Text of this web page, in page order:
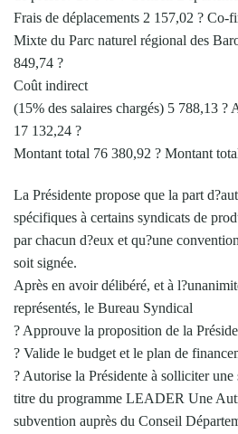
Frais de déplacements 2 157,02 ? Co-
Mixte du Parc naturel régional des
849,74 ?
Coût indirect
(15% des salaires chargés) 5 788,13 ?
17 132,24 ?
Montant total 76 380,92 ? Montant
La Présidente propose que la part
spécifiques à certains syndicats de
par chacun d?eux et qu?une
soit signée.
Après en avoir délibéré, et à
représentés, le Bureau Syndical
? Approuve la proposition de la
? Valide le budget et le plan de
? Autorise la Présidente à solliciter
titre du programme LEADER Une
subvention auprès du Conseil